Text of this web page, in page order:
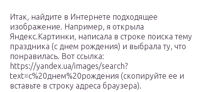
Итак, найдите в Интернете подходящее
изображение. Например, я открыла
Яндекс.Картинки, написала в строке поиска тему
праздника (с днем рождения) и выбрала ту, что
понравилась. Вот ссылка:
https://yandex.ua/images/search?
text=с%20днем%20рождения (скопируйте ее и
вставьте в строку адреса браузера).